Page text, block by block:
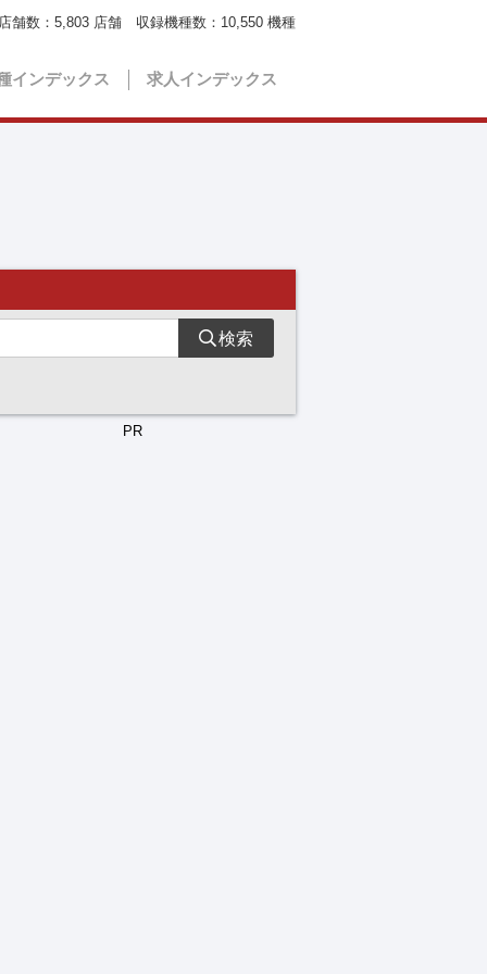
インデックス 求人インデックス
舗数： 5,803 店舗 収録機種数： 10,550 機種
検索
PR